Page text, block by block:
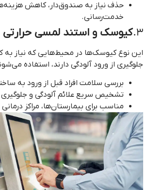
حذف نیاز به صندوق‌دار، کاهش
خدمت‌رسانی.
3. کیوسک و استند لمسی حرارتی
این نوع کیوسک‌ها در محیط‌هایی که نیاز به
جلوگیری از ورود آلودگی دارند، استفاده
بررسی سلامت افراد قبل از ورود به
تشخیص سریع علائم آلودگی و جلوگیری
مناسب برای بیمارستان‌ها، مراکز